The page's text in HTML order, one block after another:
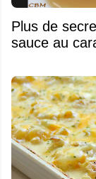
Plus de
sauce au